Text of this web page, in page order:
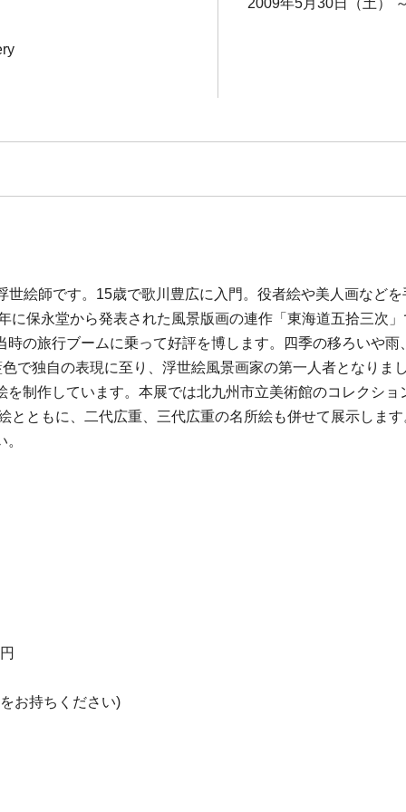
2009年5月30日（土）
絵師です。15歳で歌川豊広に入門。役者絵や美人画など
に保永堂から発表された風景版画の連作「東海道五拾三次
の旅行ブームに乗って好評を博します。四季の移ろいや
で独自の表現に至り、浮世絵風景画家の第一人者となりま
制作しています。本展では北九州市立美術館のコレクシ
とともに、二代広重、三代広重の名所絵も併せて展示しま
お持ちください)